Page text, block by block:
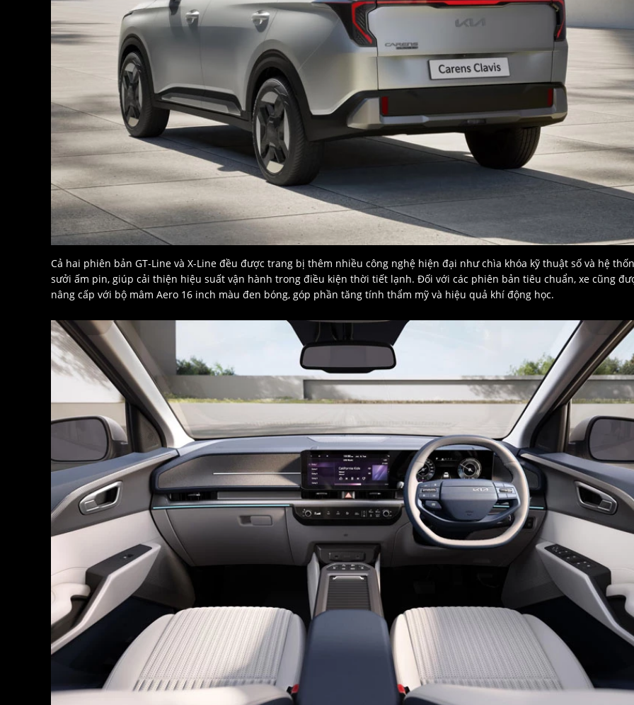
Cả hai phiên bản GT-Line và X-Line đều được trang bị thêm nhiều công nghệ hiện đại như chìa khóa kỹ thuật số và hệ
sưởi ấm pin, giúp cải thiện hiệu suất vận hành trong điều kiện thời tiết lạnh. Đối với các phiên bản tiêu chuẩn, xe cũng
nâng cấp với bộ mâm Aero 16 inch màu đen bóng, góp phần tăng tính thẩm mỹ và hiệu quả khí động học.